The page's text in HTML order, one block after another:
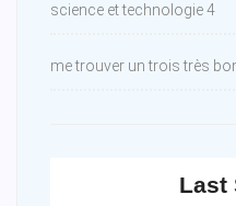
science et technologie 4
me trouver un trois très
Last